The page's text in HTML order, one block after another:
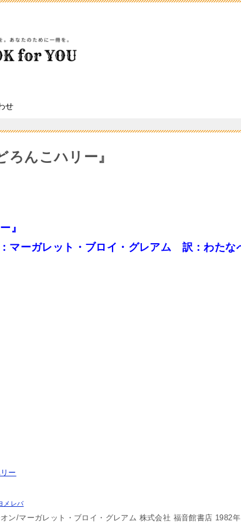
せ
ろんこハリー』
』
マーガレット・ブロイ・グレアム 訳：わたな
ー
メレバ
ン/マーガレット・ブロイ・グレアム 株式会社 福音館書店 1982